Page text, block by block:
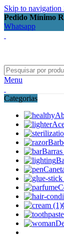
Skip to navigation
Pedido Mínimo
Whatsapp
Menu
Categorias
Barras